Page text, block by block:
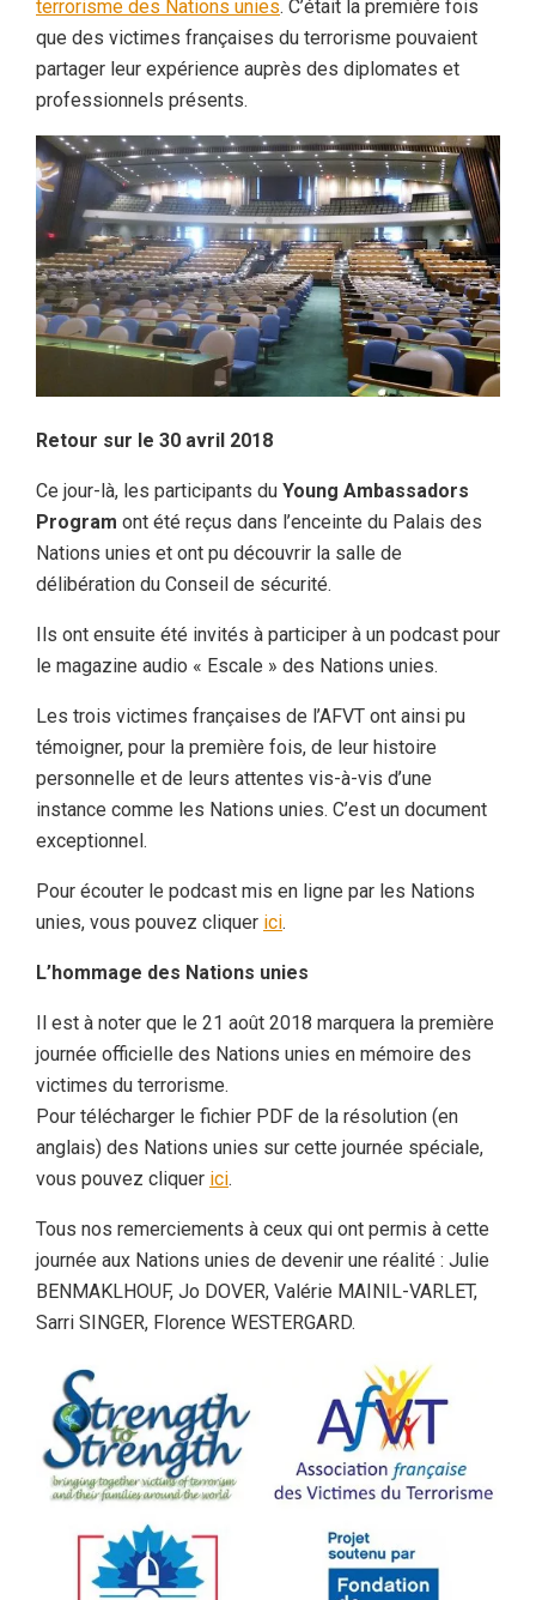
terrorisme des Nations unies. C’était la première fois
que des victimes françaises du terrorisme pouvaient
partager leur expérience auprès des diplomates et
professionnels présents.
Retour sur le 30 avril 2018
Ce jour-là, les participants du Young Ambassadors
Program ont été reçus dans l’enceinte du Palais des
Nations unies et ont pu découvrir la salle de
délibération du Conseil de sécurité.
Ils ont ensuite été invités à participer à un podcast pour
le magazine audio « Escale » des Nations unies.
Les trois victimes françaises de l’AFVT ont ainsi pu
témoigner, pour la première fois, de leur histoire
personnelle et de leurs attentes vis-à-vis d’une
instance comme les Nations unies. C’est un document
exceptionnel.
Pour écouter le podcast mis en ligne par les Nations
unies, vous pouvez cliquer ici.
L’hommage des Nations unies
Il est à noter que le 21 août 2018 marquera la première
journée officielle des Nations unies en mémoire des
victimes du terrorisme.
Pour télécharger le fichier PDF de la résolution (en
anglais) des Nations unies sur cette journée spéciale,
vous pouvez cliquer ici.
Tous nos remerciements à ceux qui ont permis à cette
journée aux Nations unies de devenir une réalité : Julie
BENMAKLHOUF, Jo DOVER, Valérie MAINIL-VARLET,
Sarri SINGER, Florence WESTERGARD.